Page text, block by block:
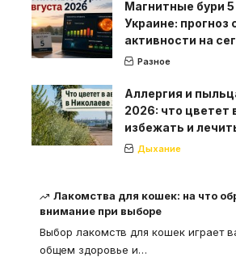
Магнитные бури 5
Украине: прогноз
активности на
Разное
Аллергия и
2026: что цветет
избежать и
Дыхание
Лакомства для кошек: на что
внимание при выборе
Выбор лакомств для кошек играет
общем здоровье и…